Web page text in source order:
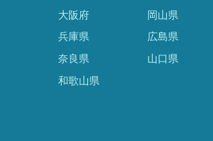
大阪府
兵庫県
奈良県
和歌山県
岡山県
広島県
山口県